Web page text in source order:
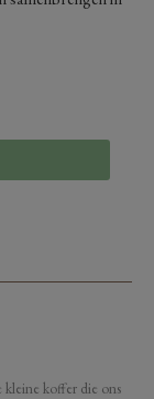
kleine koffer die ons